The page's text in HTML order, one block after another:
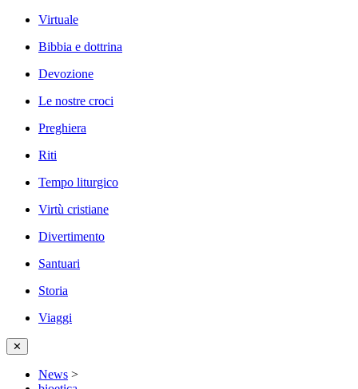
Virtuale
Bibbia e dottrina
Devozione
Le nostre croci
Preghiera
Riti
Tempo liturgico
Virtù cristiane
Divertimento
Santuari
Storia
Viaggi
✕
News >